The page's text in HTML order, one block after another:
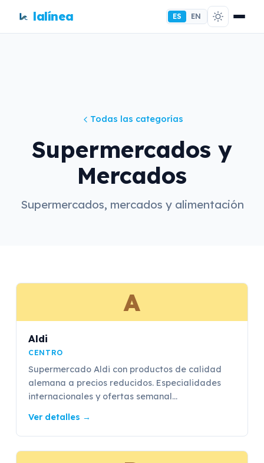
lalínea ES EN
Todas las categorías
Supermercados y
Mercados
Supermercados, mercados y alimentación
A
Aldi
CENTRO
Supermercado Aldi con productos de calidad
alemana a precios reducidos. Especialidades
internacionales y ofertas semanal...
Ver detalles →